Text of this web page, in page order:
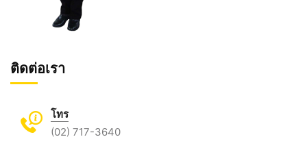
ติดต่อเรา
โทร
(02) 717-3640